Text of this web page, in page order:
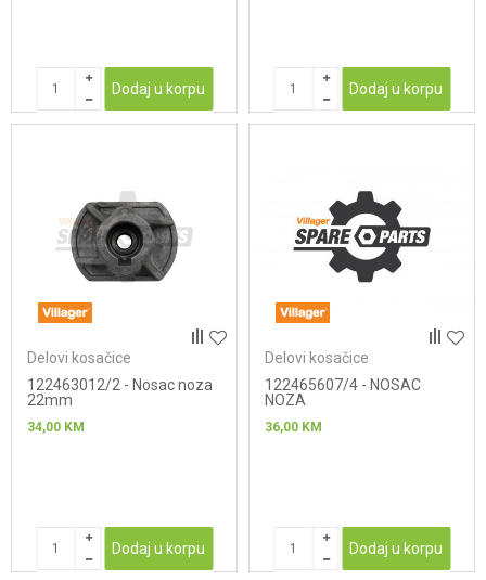
Dodaj u korpu Dodaj u korpu
Delovi kosačice
122463012/2 - Nosac noza
22mm
34,00 KM
Dodaj u korpu
Delovi kosačice
122465607/4 - NOSAC
NOZA
36,00 KM
Dodaj u korpu